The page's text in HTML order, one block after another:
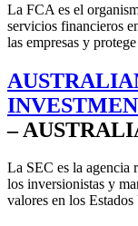
La FCA es el
servicios financieros
las empresas y
–
La SEC es la agencia
los inversionistas y
valores en los